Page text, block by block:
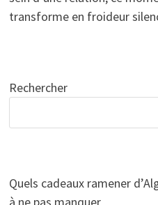
transforme en froideur
Rechercher
Quels cadeaux ramener